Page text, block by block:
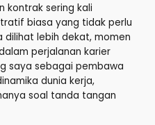
kontrak sering kali
biasa yang tidak perlu
dilihat lebih dekat, momen
perjalanan karier
saya sebagai pembawa
dunia kerja,
soal tanda tangan